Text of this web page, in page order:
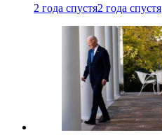
2 года спустя2 года спустя